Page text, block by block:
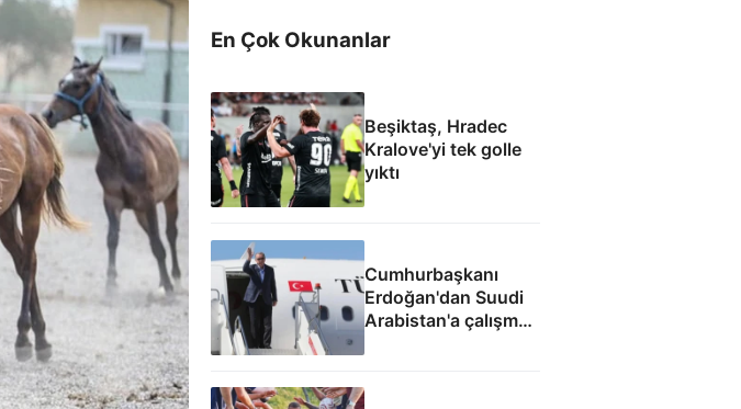
En Çok Okunanlar
Beşiktaş, Hradec
Kralove'yi tek golle
yıktı
Cumhurbaşkanı
Erdoğan'dan Suudi
Arabistan'a çalışma